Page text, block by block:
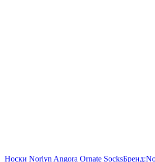
Носки Norlyn Angora Ornate SocksБренд: